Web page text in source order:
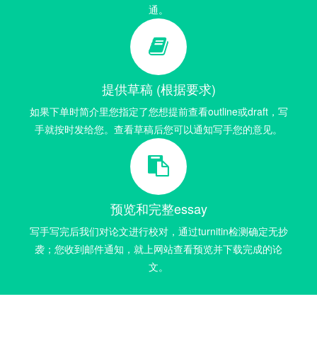
通。
提供草稿 (根据要求)
如果下单时简介里您指定了您想提前查看outline或draft，写
手就按时发给您。查看草稿后您可以通知写手您的意见。
预览和完整essay
写手写完后我们对论文进行校对，通过turnitin检测确定无抄
袭；您收到邮件通知，就上网站查看预览并下载完成的论
文。